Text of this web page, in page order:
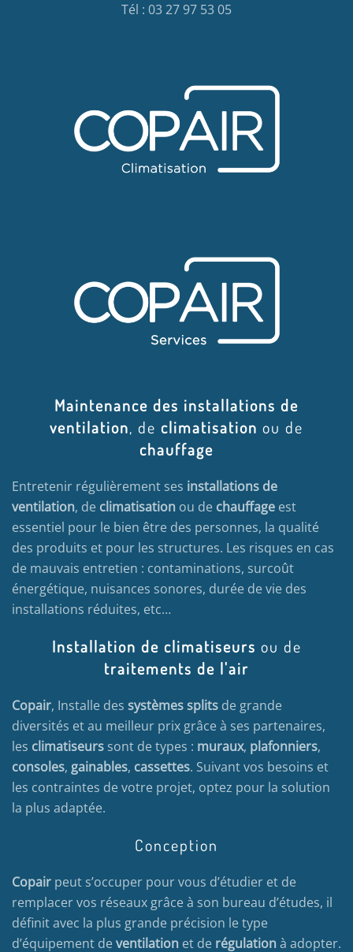
Tél : 03 27 97 53 05
Maintenance des installations de
ventilation, de climatisation ou de
chauffage
Entretenir régulièrement ses installations de
ventilation, de climatisation ou de chauffage est
essentiel pour le bien être des personnes, la qualité
des produits et pour les structures. Les risques en cas
de mauvais entretien : contaminations, surcoût
énergétique, nuisances sonores, durée de vie des
installations réduites, etc…
Installation de climatiseurs ou de
traitements de l'air
Copair, Installe des systèmes splits de grande
diversités et au meilleur prix grâce à ses partenaires,
les climatiseurs sont de types : muraux, plafonniers,
consoles, gainables, cassettes. Suivant vos besoins et
les contraintes de votre projet, optez pour la solution
la plus adaptée.
Conception
Copair peut s’occuper pour vous d’étudier et de
remplacer vos réseaux grâce à son bureau d’études, il
définit avec la plus grande précision le type
d’équipement deventilation et de régulationà adopter.